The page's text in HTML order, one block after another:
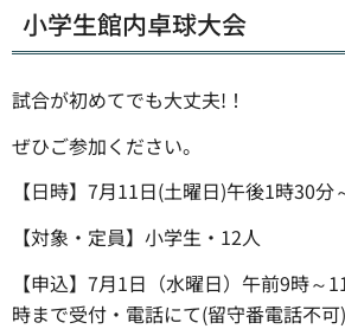
小学生館内卓球大会
試合が初めてでも大丈夫!！
ぜひご参加ください。
【日時】7月11日(土曜日)午後1時30分
【対象・定員】小学生・12人
【申込】7月1日（水曜日）午前9時～
時まで受付・電話にて(留守番電話不可)